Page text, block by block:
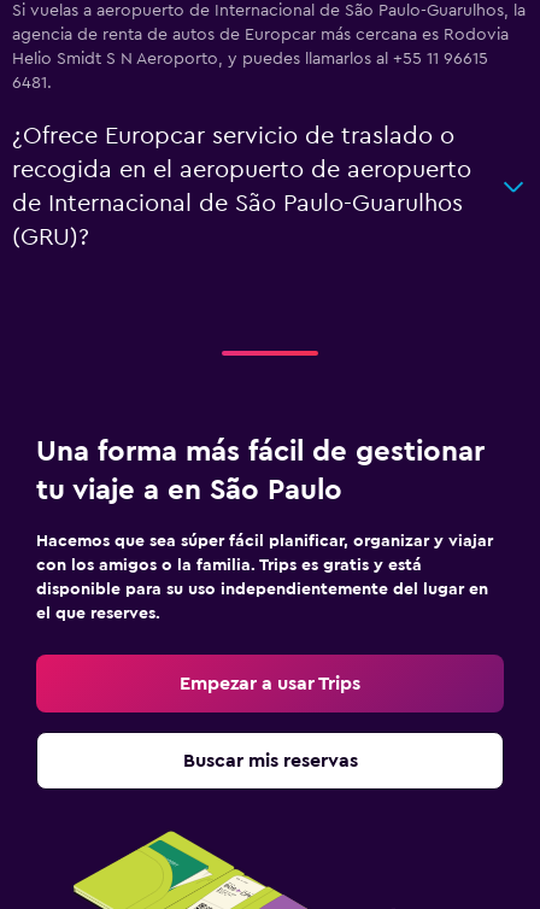
Si vuelas a aeropuerto de Internacional de São Paulo-Guarulhos, la
agencia de renta de autos de Europcar más cercana es Rodovia
Helio Smidt S N Aeroporto, y puedes llamarlos al +55 11 96615
6481.
¿Ofrece Europcar servicio de traslado o
recogida en el aeropuerto de aeropuerto
de Internacional de São Paulo-Guarulhos
(GRU)?
Una forma más fácil de gestionar
tu viaje a en São Paulo
Hacemos que sea súper fácil planificar, organizar y viajar
con los amigos o la familia. Trips es gratis y está
disponible para su uso independientemente del lugar en
el que reserves.
Empezar a usar Trips
Buscar mis reservas